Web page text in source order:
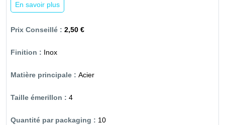
En savoir plus
2,50 €
Inox
Acier
4
10